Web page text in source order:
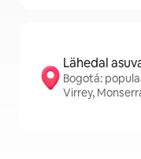
Lähedal
Bogotá:
Virrey,